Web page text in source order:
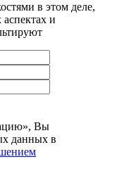
в этом деле,
аспектах и
Вы
данных в